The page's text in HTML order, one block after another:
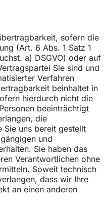
sofern die
(Art. 6 Abs. 1 Satz 1
a) DSGVO) oder auf
Sie sind und
Verfahren
beinhaltet in
hierdurch nicht die
beeinträchtigt
die
Sie uns bereit gestellt
und
Sie haben das
Verantwortlichen ohne
Soweit technisch
dass wir Ihre
an einen anderen